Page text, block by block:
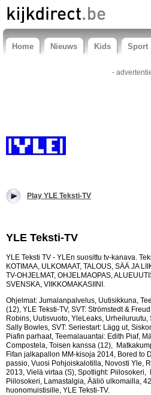
Home Nieuws Kids Sport
-
Play YLE Teksti-TV
YLE Teksti-TV
YLE Teksti TV - YLEn suosittu tv-kanava.
KOTIMAA, ULKOMAAT, TALOUS, SÄÄ JA
TV-OHJELMAT, OHJELMAOPAS,
SVENSKA, VIIKKOMAKASIINI.
Ohjelmat: Jumalanpalvelus, Uutisikkuna,
(12), YLE Teksti-TV, SVT: Strömstedt &
Robins, Uutisvuoto, YleLeaks, Urheiluruutu,
Sally Bowles, SVT: Seriestart: Lägg ut,
Piafin parhaat, Teemalauantai: Edith Piaf,
Compostela, Toisen kanssa (12),
Fifan jalkapallon MM-kisoja 2014, Bored to
passio, Vuosi Pohjoiskalotilla, Novosti Yle,
2013, Vielä virtaa (S), Spotlight: Piilosokeri,
Piilosokeri, Lamastalgia, Ääliö ulkomailla,
huonomuistisille, YLE Teksti-TV.